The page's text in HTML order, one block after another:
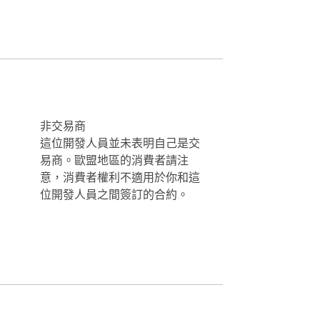
非交易商
這位開發人員並未表明自己是交
易商。歐盟地區的消費者請注
意，消費者權利不適用於你和這
位開發人員之間簽訂的合約。